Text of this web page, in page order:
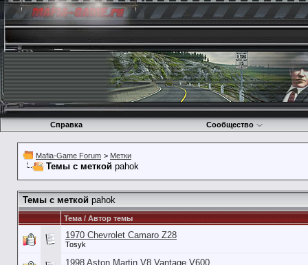
Справка Сообщество
Mafia-Game Forum > Метки
Темы с меткой pahok
Темы с меткой pahok
Тема / Автор темы
1970 Chevrolet Camaro Z28
Tosyk
1998 Aston Martin V8 Vantage V600